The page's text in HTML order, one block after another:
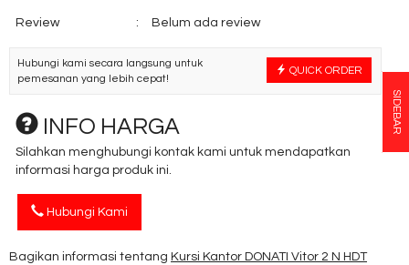
Review : Belum ada review
QUICK ORDER
Hubungi kami secara langsung untuk
pemesanan yang lebih cepat!
INFO HARGA
Silahkan menghubungi kontak kami untuk mendapatkan
informasi harga produk ini.
Hubungi Kami
Bagikan informasi tentang Kursi Kantor DONATI Vitor 2 N HDT
SIDEBAR